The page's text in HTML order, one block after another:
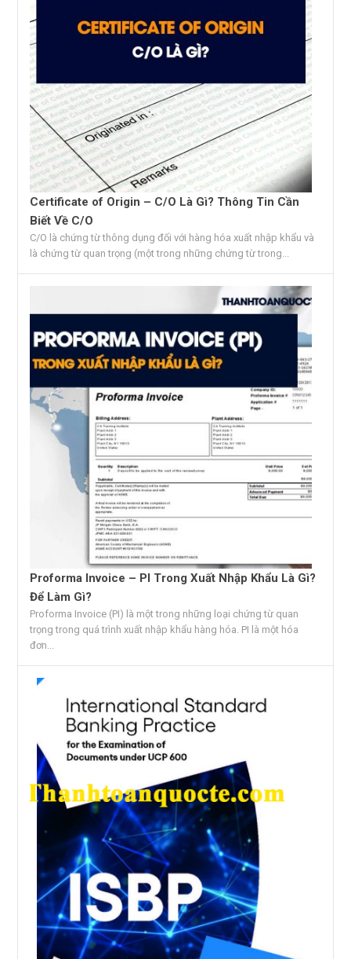
Certificate of Origin – C/O Là Gì? Thông Tin Cần
Biết Về C/O
C/O là chứng từ thông dụng đối với hàng hóa xuất nhập khẩu và
là chứng từ quan trọng (một trong những chứng từ trong...
Proforma Invoice – PI Trong Xuất Nhập Khẩu Là Gì?
Để Làm Gì?
Proforma Invoice (PI) là một trong những loại chứng từ quan
trọng trong quá trình xuất nhập khẩu hàng hóa. PI là một hóa
đơn...